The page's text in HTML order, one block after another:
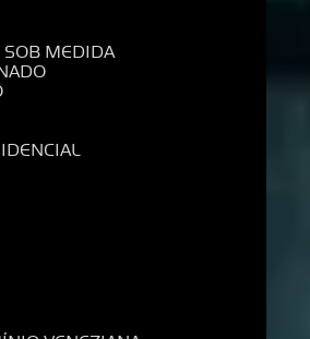
SOB MEDIDA